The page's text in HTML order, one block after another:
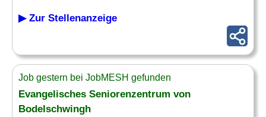
▶ Zur Stellenanzeige
Job gestern bei JobMESH gefunden
Evangelisches Seniorenzentrum von
Bodelschwingh